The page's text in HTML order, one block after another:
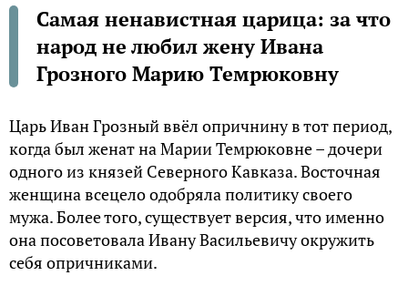
Самая ненавистная царица: за что
народ не любил жену Ивана
Грозного Марию Темрюковну
Царь Иван Грозный ввёл опричнину в тот период,
когда был женат на Марии Темрюковне – дочери
одного из князей Северного Кавказа. Восточная
женщина всецело одобряла политику своего
мужа. Более того, существует версия, что именно
она посоветовала Ивану Васильевичу окружить
себя опричниками.